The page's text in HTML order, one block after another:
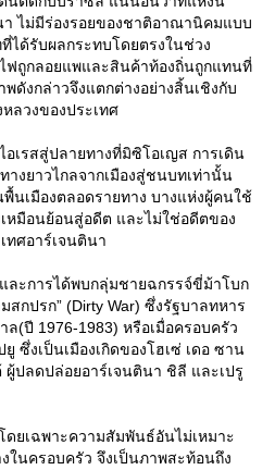
า ไม่มีร่องรอยของชาติอาณานิคมแบบ
ได้รับผลกระทบโดยตรงในช่วง
ฟถูกลอยแพและสินค้าท้องถิ่นถูกแทนที่
ดังกล่าวจึงแตกต่างอย่างสิ้นเชิงกับ
หลวงของประเทศ
เรสสู่ปลายทางที่มิซิโอเญส การเดิน
างยาวไกลจากเมืองสู่ชนบทเท่านั้น
นเมืองตลอดรายทาง บางแห่งผู้คนใช้
หมือนย้อนสู่อดีต และไม่ใช่อดีตของ
ทศอาร์เจนตินา
ละการได้พบกลุ่มชายฉกรรจ์ขี่ม้าโบก
สกปรก” (Dirty War) ซึ่งรัฐบาลทหาร
(ปี 1976-1983) หรือเมื่อครอบครัว
งเป็นเมืองเกิดของโฮเซ่ เดอ ซาน
ผู้ปลดปล่อยอาร์เจนตินา ชิลี และเปรู
ดยเฉพาะความสัมพันธ์อันไม่เหมาะ
ในครอบครัว จึงเป็นภาพสะท้อนถึง